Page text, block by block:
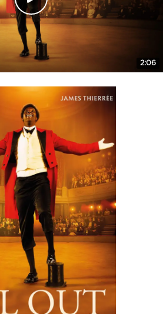
2:06